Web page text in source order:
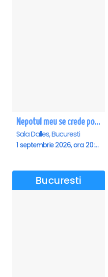
Nepotul meu se crede poet - Sala Dalles
Sala Dalles, Bucuresti
1 septembrie 2026, ora 20:00
Bucuresti